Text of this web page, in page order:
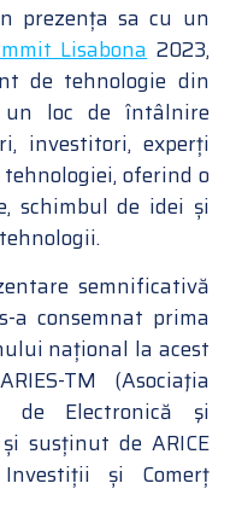
prezența sa cu un
Lisabona 2023,
de tehnologie din
un loc de întâlnire
investitori, experți
oferind o
schimbul de idei și
semnificativă
a consemnat prima
național la acest
TM (Asociaţia
de Electronică şi
susținut de ARICE
și Comerț